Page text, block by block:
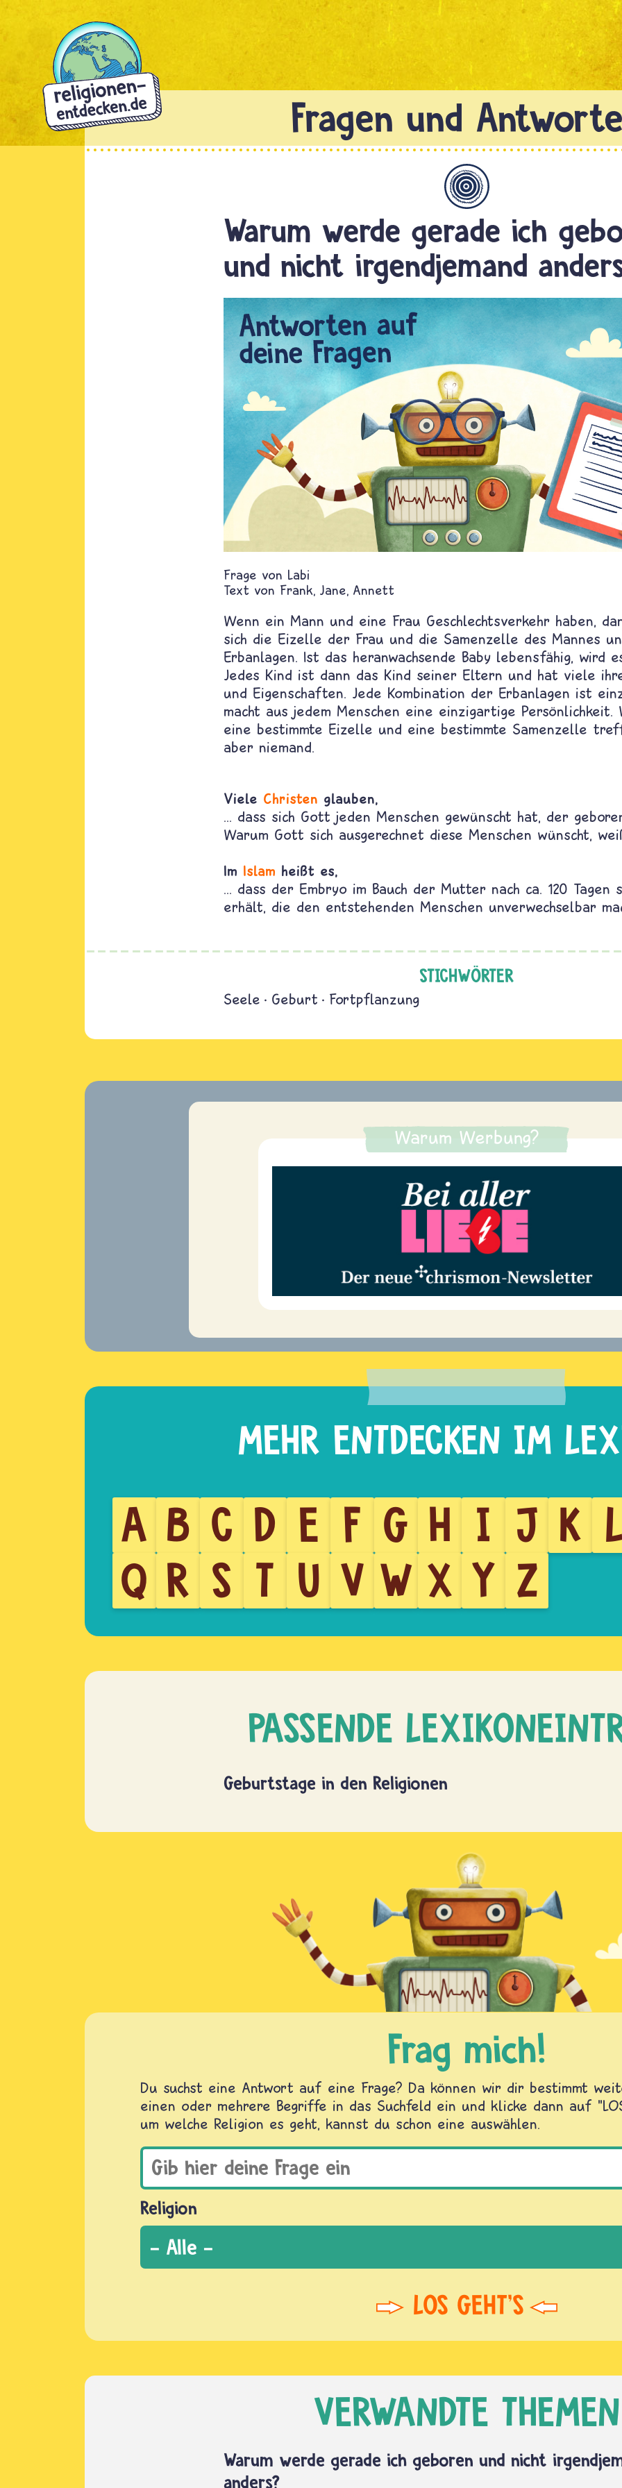
Direkt
Warum werde gerade ich
und nicht irgendjemand
Labi
Text von Frank Jane Annett
Wenn ein Mann und eine Frau Geschlechtsverkehr haben,
sich die Eizelle der Frau und die Samenzelle des Mannes
Erbanlagen. Ist das heranwachsende Baby lebensfähig, wird
Jedes Kind ist dann das Kind seiner Eltern und hat viele
und Eigenschaften. Jede Kombination der Erbanlagen ist
macht aus jedem Menschen eine einzigartige Persönlichkeit.
eine bestimmte Eizelle und eine bestimmte Samenzelle
aber niemand.
Viele Christen glauben,
... dass sich Gott jeden Menschen gewünscht hat, der
Warum Gott sich ausgerechnet diese Menschen wünscht,
Im Islam heißt es,
... dass der Embryo im Bauch der Mutter nach ca. 120 Tagen
erhält, die den entstehenden Menschen unverwechselbar
STICHWÖRTER
Seele Geburt Fortpflanzung
Warum Werbung?
A B C D E F G H I J K
Q R S T U V W X Y Z
PASSENDE
Geburtstage in den Religionen
Frag mich!
Du suchst eine Antwort auf eine Frage? Da können wir dir bestimmt
einen oder mehrere Begriffe in das Suchfeld ein und klicke dann auf
um welche Religion es geht, kannst du schon eine auswählen.
Religion
VERWANDTE THEMEN
Warum werde gerade ich geboren und nicht
anders?